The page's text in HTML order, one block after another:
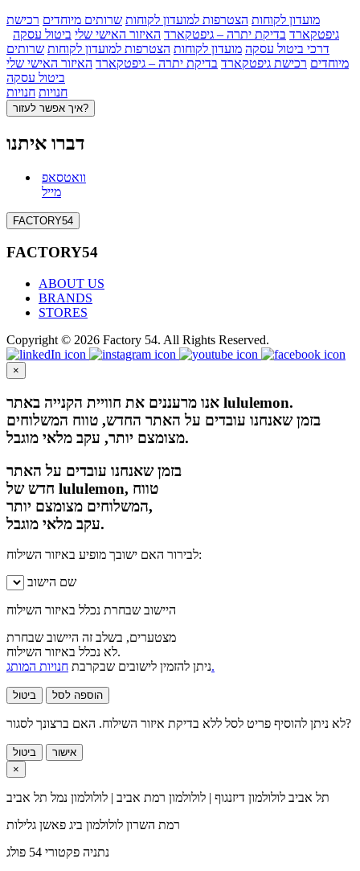
מועדון לקוחות הצטרפות למועדון לקוחות שרותים מיוחדים רכישת
גיפטקארד בדיקת יתרה – גיפטקארד האיזור האישי שלי ביטול עסקה
דרכי ביטול עסקה מועדון לקוחות הצטרפות למועדון לקוחות שרותים
מיוחדים רכישת גיפטקארד בדיקת יתרה – גיפטקארד האיזור האישי שלי
ביטול עסקה
חנויות חנויות
איך אפשר לעזור?
דברו איתנו
וואטסאפ
מייל
FACTORY54
FACTORY54
ABOUT US
BRANDS
STORES
Copyright © 2026 Factory 54. All Rights Reserved.
×
אנו מרעננים את חוויית הקנייה באתר lululemon.
בזמן שאנחנו עובדים על האתר החדש, טווח המשלוחים
מצומצם יותר, עקב מלאי מוגבל.
בזמן שאנחנו עובדים על האתר
חדש של lululemon, טווח
המשלוחים מצומצם יותר,
עקב מלאי מוגבל.
לבירור האם ישובך מופיע באיזור השילוח:
שם הישוב
היישוב שבחרת נכלל באיזור השילוח
מצטערים, בשלב זה היישוב שבחרת
לא נכלל באיזור השילוח.
ניתן להזמין לישובים שבקרבתחנויות המותג.
ביטול הוספה לסל
לא ניתן להוסיף פריט לסל ללא בדיקת איזור השילוח. האם ברצונך לסגור?
ביטול
אישור
×
תל אביב לולולמון דיזנגוף | לולולמון רמת אביב | לולולמון נמל תל אביב
רמת השרון לולולמון ביג פאשן גלילות
נתניה פקטורי 54 פולג